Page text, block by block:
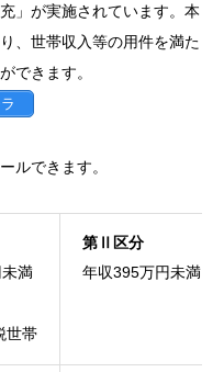
」が実施されています。本
、世帯収入等の用件を満た
できます。
ルできます。
満
世帯
第Ⅱ区分
年収395万円未満